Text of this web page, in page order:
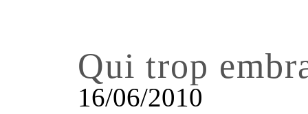
Qui trop
16/06/2010